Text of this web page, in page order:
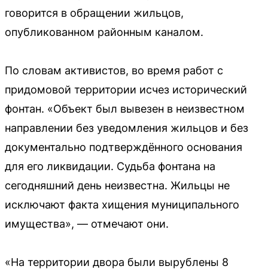
говорится в обращении жильцов,
опубликованном районным каналом.
По словам активистов, во время работ с
придомовой территории исчез исторический
фонтан. «Объект был вывезен в неизвестном
направлении без уведомления жильцов и без
документально подтверждённого основания
для его ликвидации. Судьба фонтана на
сегодняшний день неизвестна. Жильцы не
исключают факта хищения муниципального
имущества», — отмечают они.
«На территории двора были вырублены 8